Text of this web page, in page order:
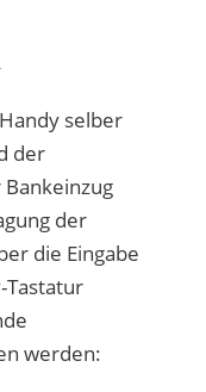
selber
der
der
die Eingabe
Tastatur
werden: